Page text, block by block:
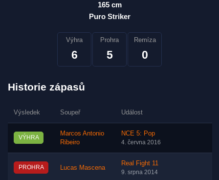
165 cm
Puro Striker
Výhra
6
Prohra
5
Remíza
0
Historie zápasů
Výsledek Soupeř Událost
VÝHRA
Marcos Antonio
Ribeiro
NCE 5: Pop
4. června 2016
PROHRA Lucas Mascena
Real Fight 11
9. srpna 2014